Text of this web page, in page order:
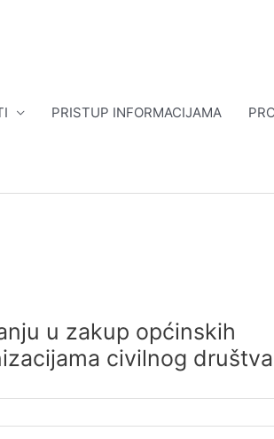
PRISTUP INFORMACIJAMA
u zakup općinskih
civilnog društva